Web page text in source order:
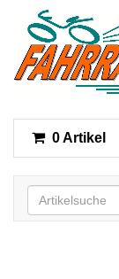
0 Artikel